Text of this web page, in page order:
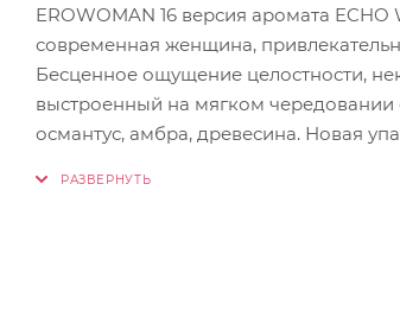
EROWOMAN 16 версия аромата
современная женщина,
Бесценное ощущение целостности,
выстроенный на мягком чередовании
османтус, амбра, древесина. Новая